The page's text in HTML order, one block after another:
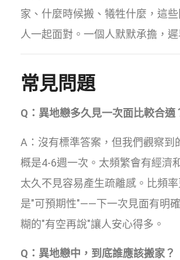
家、什麼時候搬、犧牲什麼，這
人一起面對。一個人默默承擔，遲
常見問題
Q：異地戀多久見一次面比較合適
A：沒有標準答案，但我們觀察到
概是4-6週一次。太頻繁會有經濟
太久不見容易產生疏離感。比頻
是"可預期性"——下一次見面有明
糊的"有空再說"讓人安心得多。
Q：異地戀中，到底誰應該搬家？